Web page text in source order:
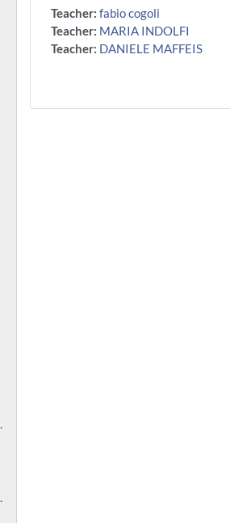
Teacher: fabio cogoli
Teacher: MARIA INDOLFI
Teacher: DANIELE MAFFEIS